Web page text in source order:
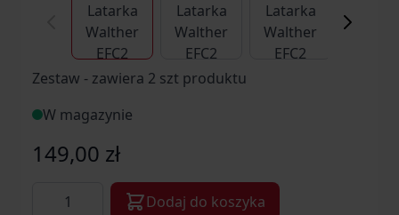
Zestaw - zawiera 2 szt produktu
W magazynie
149,00 zł
Dodaj do koszyka